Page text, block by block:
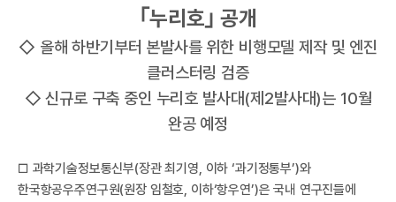
R
｢누리호｣ 공개
◇ 올해 하반기부터 본발사를 위한 비행모델 제작 및 엔진
클러스터링 검증
◇ 신규로 구축 중인 누리호 발사대(제2발사대)는 10월
완공 예정
□ 과학기술정보통신부(장관 최기영, 이하 ‘과기정통부’)와
한국항공우주연구원(원장 임철호, 이하‘항우연’)은 국내 연구진들에